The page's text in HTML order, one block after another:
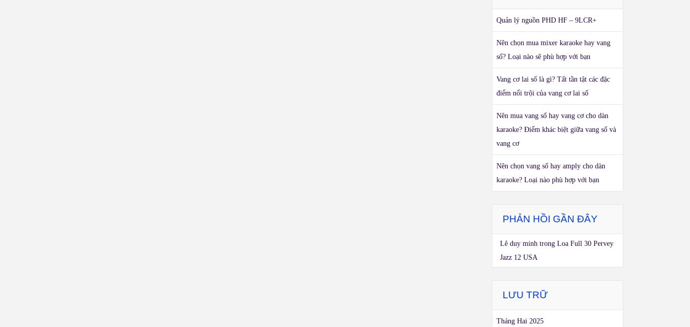
Quản lý nguồn PHD HF – 9LCR+
Nên chọn mua mixer karaoke hay vang
số? Loại nào sẽ phù hợp với bạn
Vang cơ lai số là gì? Tất tần tật các đặc
điểm nổi trội của vang cơ lai số
Nên mua vang số hay vang cơ cho dàn
karaoke? Điểm khác biệt giữa vang số và
vang cơ
Nên chọn vang số hay amply cho dàn
karaoke? Loại nào phù hợp với bạn
PHẢN HỒI GẦN ĐÂY
Lê duy minh trongLoa Full 30 Pervey
Jazz 12 USA
LƯU TRỮ
Tháng Hai 2025